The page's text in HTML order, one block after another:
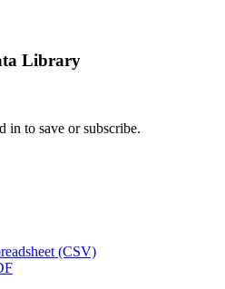
Library
in to save or subscribe.
(CSV)